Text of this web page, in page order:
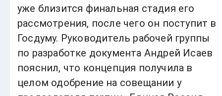
уже близится финальная стадия его
рассмотрения, после чего он поступит в
Госдуму. Руководитель рабочей группы
по разработке документа Андрей Исаев
пояснил, что концепция получила в
целом одобрение на совещании у